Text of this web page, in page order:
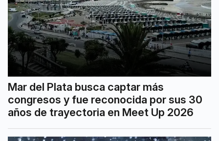
Mar del Plata busca captar más
congresos y fue reconocida por sus 30
años de trayectoria en Meet Up 2026